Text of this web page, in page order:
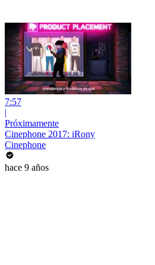
7:57
|
Próximamente
Cinephone 2017: iRony
Cinephone
hace 9 años